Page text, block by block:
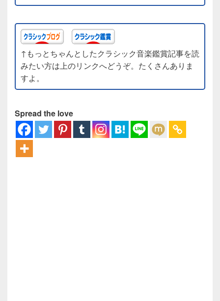
↑もっとちゃんとしたクラシック音楽鑑賞記事を読
みたい方は上のリンクへどうぞ。たくさんありま
すよ。
Spread the love